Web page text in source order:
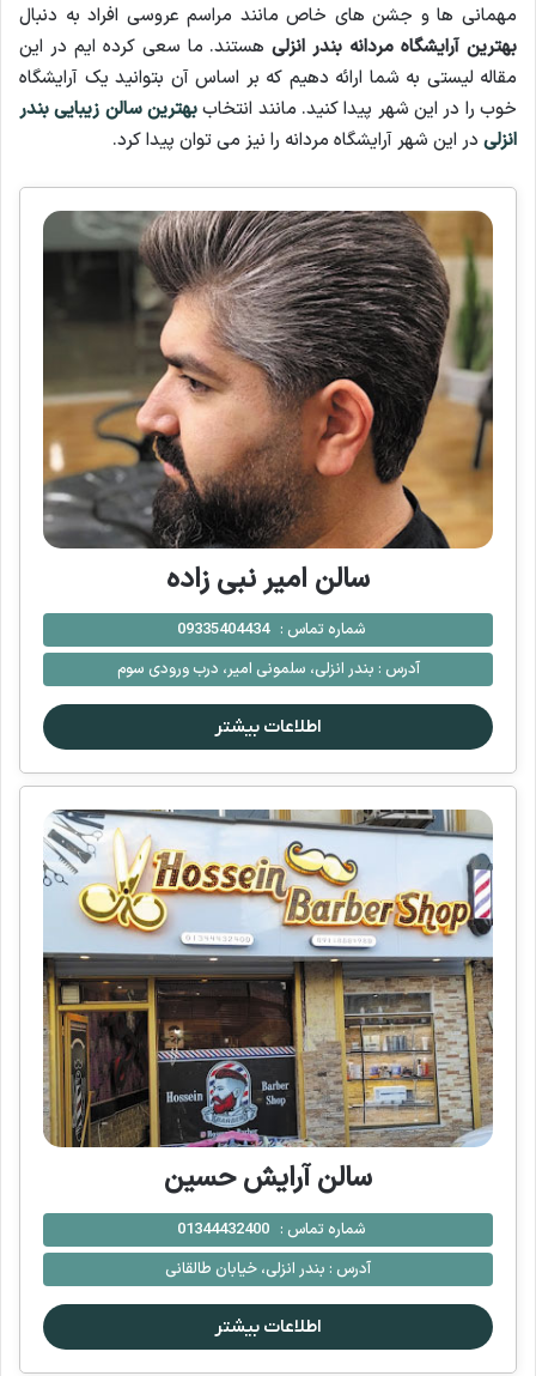
مهمانی ها و جشن های خاص مانند مراسم عروسی افراد به دنبال
بهترین آرایشگاه مردانه بندر انزلیهستند. ما سعی کرده ایم در این
مقاله لیستی به شما ارائه دهیم که بر اساس آن بتوانید یک آرایشگاه
خوب را در این شهر پیدا کنید. مانند انتخاببهترین سالن زیبایی بندر
انزلی در این شهر آرایشگاه مردانه را نیز می توان پیدا کرد.
سالن امیر نبی زاده
شماره تماس : 09335404434
آدرس : بندر انزلی، سلمونی امیر، درب ورودی سوم
اطلاعات بیشتر
سالن آرایش حسین
شماره تماس : 01344432400
آدرس : بندر انزلی، خیابان طالقانی
اطلاعات بیشتر